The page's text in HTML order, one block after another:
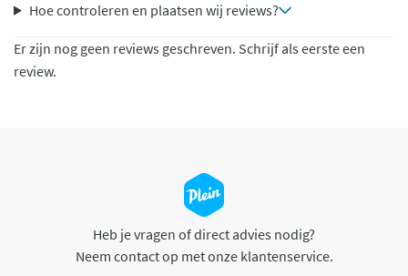
Hoe controleren en plaatsen wij reviews?
Er zijn nog geen reviews geschreven. Schrijf als eerste een
review.
Heb je vragen of direct advies nodig?
Neem contact op met onze klantenservice.